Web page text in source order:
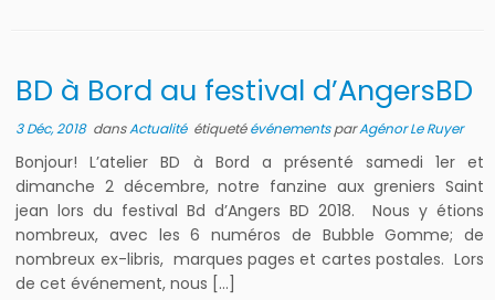
BD à Bord au festival d’AngersBD
3 Déc, 2018dansActualité étiquetéévénementsparAgénor Le Ruyer
Bonjour! L’atelier BD à Bord a présenté samedi 1er et
dimanche 2 décembre, notre fanzine aux greniers Saint
jean lors du festival Bd d’Angers BD 2018. Nous y étions
nombreux, avec les 6 numéros de Bubble Gomme; de
nombreux ex-libris, marques pages et cartes postales. Lors
de cet événement, nous […]